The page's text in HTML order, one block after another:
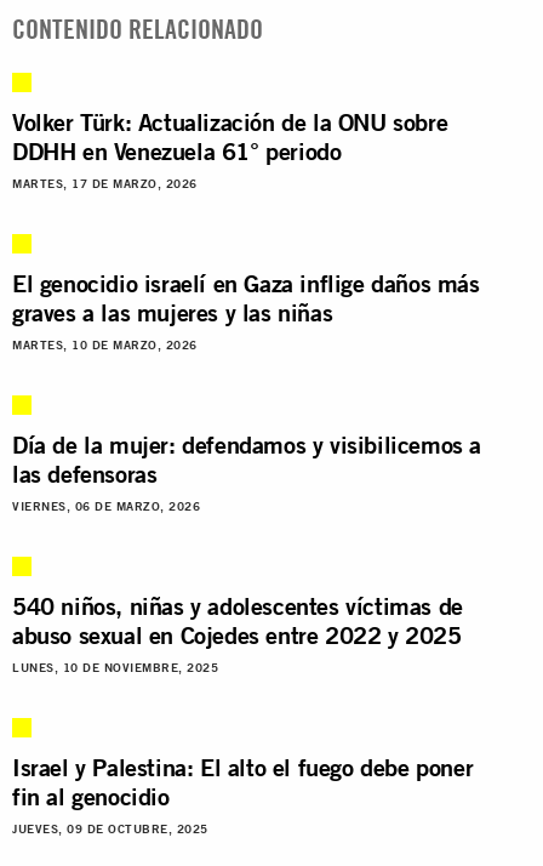
CONTENIDO RELACIONADO
Volker Türk: Actualización de la ONU sobre
DDHH en Venezuela 61° periodo
MARTES, 17 DE MARZO, 2026
El genocidio israelí en Gaza inflige daños más
graves a las mujeres y las niñas
MARTES, 10 DE MARZO, 2026
Día de la mujer: defendamos y visibilicemos a
las defensoras
VIERNES, 06 DE MARZO, 2026
540 niños, niñas y adolescentes víctimas de
abuso sexual en Cojedes entre 2022 y 2025
LUNES, 10 DE NOVIEMBRE, 2025
Israel y Palestina: El alto el fuego debe poner
fin al genocidio
JUEVES, 09 DE OCTUBRE, 2025